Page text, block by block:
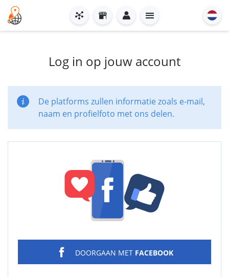
Log in op jouw account
De platforms zullen informatie zoals e-mail,
naam en profielfoto met ons delen.
DOORGAAN MET FACEBOOK